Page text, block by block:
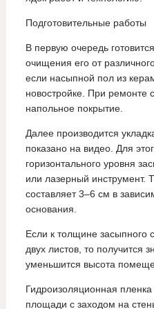
Подготовительные работы
В первую очередь
очищения его от
если насыпной пол из
новостройке. При ремонте
напольное покрытие.
Далее производится
показано на видео. Для
горизонтального уровня
или лазерный инструмент.
составляет 3–6 см в
основания.
Если к толщине засыпного
двух листов, то получится
уменьшится высота
Гидроизоляционная
площади с заходом на